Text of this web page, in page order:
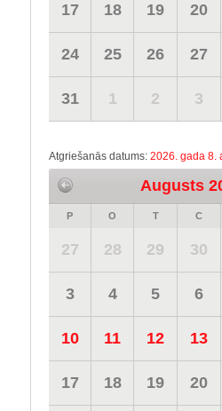
17 18 19 20
24 25 26 27
31 1 2 3
Atgriešanās datums: 2026. gada 8.
Augusts
P O T C
27 28 29 30
3 4 5 6
10 11 12 13
17 18 19 20